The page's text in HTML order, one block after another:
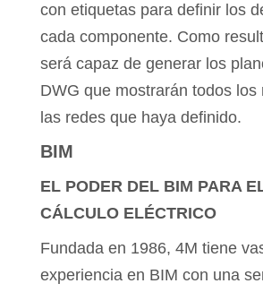
con etiquetas para definir los
cada componente. Como
será capaz de generar los
DWG que mostrarán todos los
las redes que haya definido.
BIM
EL PODER DEL BIM PARA
CÁLCULO ELÉCTRICO
Fundada en 1986, 4M tiene
experiencia en BIM con una